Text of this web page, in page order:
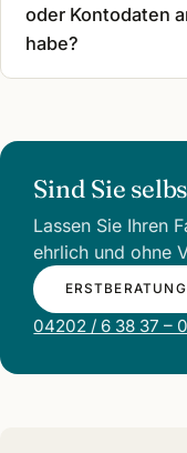
oder Kontodaten
habe?
Sind Sie
Lassen Sie Ihren
ehrlich und ohne
04202 / 6 38 37 –